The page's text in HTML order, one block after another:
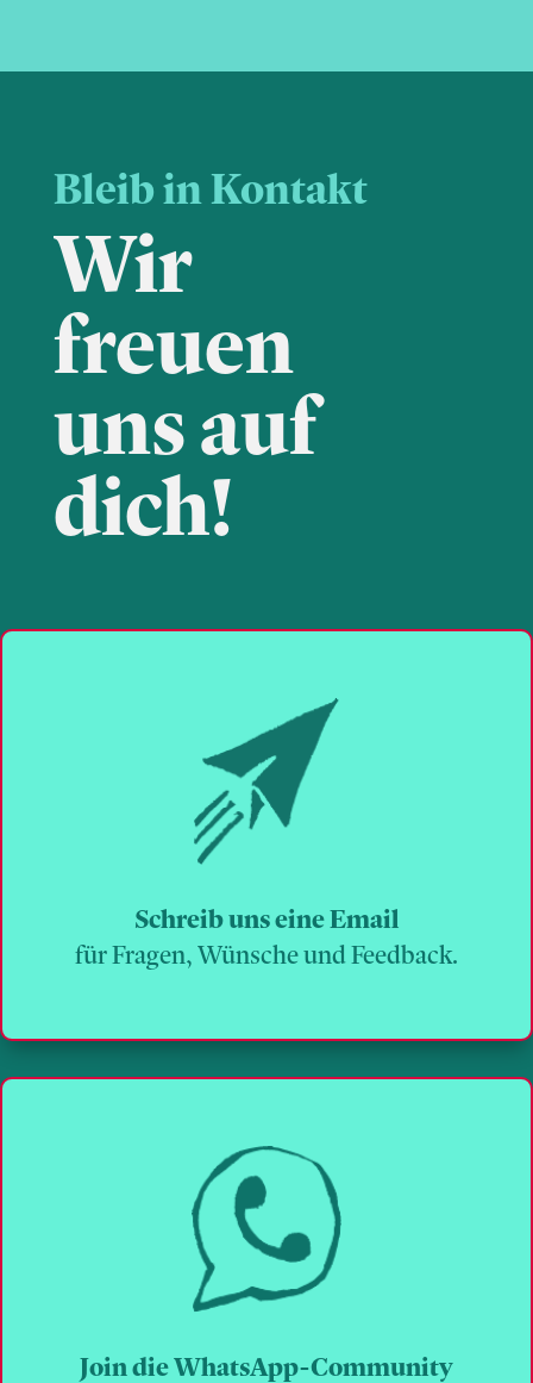
Bleib in Kontakt
Wir
freuen
uns auf
dich!
Schreib uns eine Email
für Fragen, Wünsche und Feedback.
Join die WhatsApp-Community